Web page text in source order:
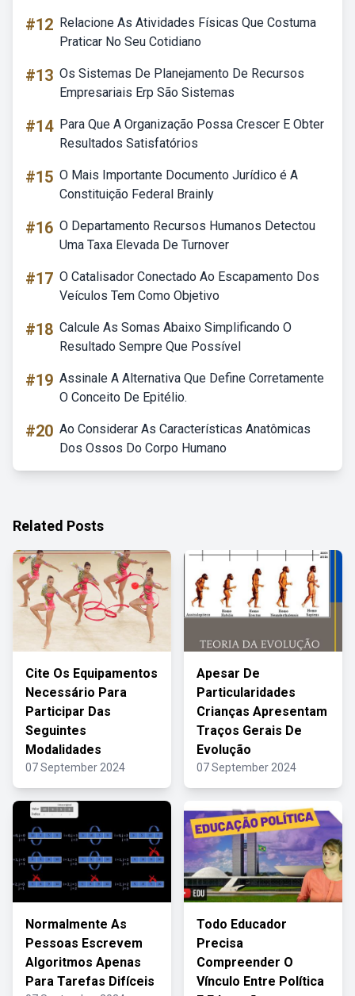
#12 Relacione As Atividades Físicas Que Costuma
Praticar No Seu Cotidiano
#13 Os Sistemas De Planejamento De Recursos
Empresariais Erp São Sistemas
#14 Para Que A Organização Possa Crescer E Obter
Resultados Satisfatórios
#15 O Mais Importante Documento Jurídico é A
Constituição Federal Brainly
#16 O Departamento Recursos Humanos Detectou
Uma Taxa Elevada De Turnover
#17 O Catalisador Conectado Ao Escapamento Dos
Veículos Tem Como Objetivo
#18 Calcule As Somas Abaixo Simplificando O
Resultado Sempre Que Possível
#19 Assinale A Alternativa Que Define Corretamente
O Conceito De Epitélio.
#20 Ao Considerar As Características Anatômicas
Dos Ossos Do Corpo Humano
Related Posts
Cite Os Equipamentos
Necessário Para
Participar Das
Seguintes
Modalidades
07 September 2024
Apesar De
Particularidades
Crianças Apresentam
Traços Gerais De
Evolução
07 September 2024
Normalmente As
Pessoas Escrevem
Algoritmos Apenas
Para Tarefas Difíceis
Todo Educador
Precisa
Compreender O
Vínculo Entre Política